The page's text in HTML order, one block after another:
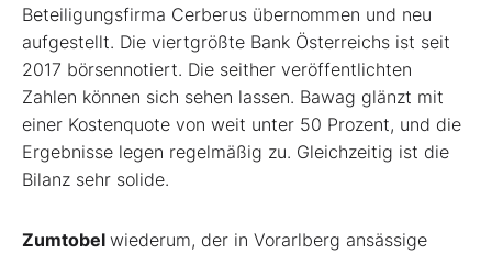
Beteiligungsfirma Cerberus übernommen und neu
aufgestellt. Die viertgrößte Bank Österreichs ist seit
2017 börsennotiert. Die seither veröffentlichten
Zahlen können sich sehen lassen. Bawag glänzt mit
einer Kostenquote von weit unter 50 Prozent, und die
Ergebnisse legen regelmäßig zu. Gleichzeitig ist die
Bilanz sehr solide.
Zumtobel wiederum, der in Vorarlberg ansässige